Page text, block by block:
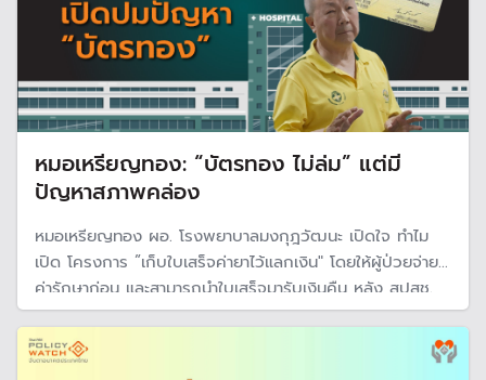
หมอเหรียญทอง: “บัตรทอง ไม่ล่ม” แต่มี
ปัญหาสภาพคล่อง
หมอเหรียญทอง ผอ. โรงพยาบาลมงกุฎวัฒนะ เปิดใจ ทำไม
เปิด โครงการ ”เก็บใบเสร็จค่ายาไว้แลกเงิน" โดยให้ผู้ป่วยจ่าย
ค่ารักษาก่อน และสามารถนำใบเสร็จมารับเงินคืน หลัง สปสช.
จ่ายหนี้ที่ค้างชำระค่ารักษาผู้ป่วยนอกส่งต่อ (OP Refer) สะสม
ตั้งแต่ปี 2563 และใน “โมเดล 5” ปี 2567–2568 รวมแล้วก
ว่า 70 ล้านบาท